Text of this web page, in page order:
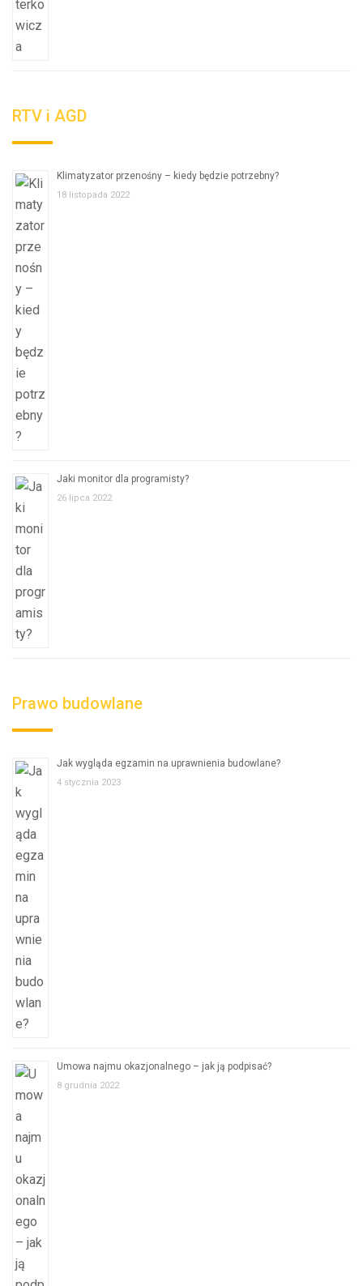
RTV i AGD
Klimatyzator przenośny – kiedy będzie potrzebny?
18 listopada 2022
Jaki monitor dla programisty?
26 lipca 2022
Prawo budowlane
Jak wygląda egzamin na uprawnienia budowlane?
4 stycznia 2023
Umowa najmu okazjonalnego – jak ją podpisać?
8 grudnia 2022